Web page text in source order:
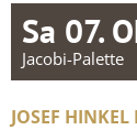
Sa 07.
Jacobi-Palette
JOSEF HINKEL